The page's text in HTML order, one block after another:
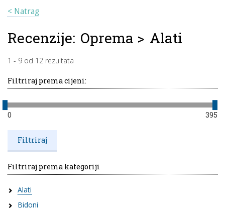
< Natrag
Recenzije: Oprema > Alati
1 - 9 od 12 rezultata
Filtriraj prema cijeni:
0 395
Filtriraj prema kategoriji
Alati
Bidoni